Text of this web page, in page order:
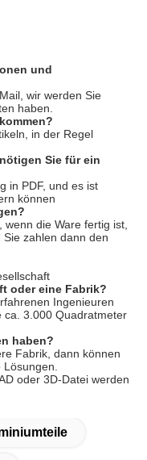
und
wir werden Sie
haben.
in der Regel
Sie für ein
in PDF, und es ist
können
die Ware fertig ist,
zahlen dann den
oder eine Fabrik?
Ingenieuren
ca. 3.000 Quadratmeter
haben?
Fabrik, dann können
oder 3D-Datei werden